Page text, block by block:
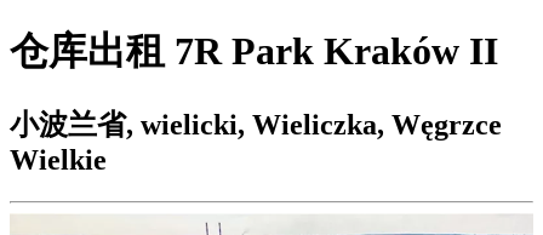
仓库出租 7R Park Kraków II
小波兰省, wielicki, Wieliczka, Węgrzce
Wielkie